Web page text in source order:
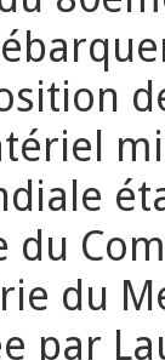
du
par